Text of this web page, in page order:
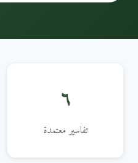
٦
تفاسير معتمدة